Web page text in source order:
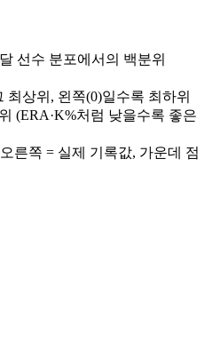
선수 분포에서의 백분위
최상위, 왼쪽(0)일수록 최하위
(ERA·K%처럼 낮을수록 좋은
른쪽 = 실제 기록값, 가운데 점